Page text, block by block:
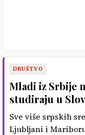
DRUŠTVO
Mladi iz Srbije
studiraju u
Sve više srpskih
Ljubljani i